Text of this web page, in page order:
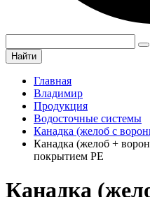
Найти
Главная
Владимир
Продукция
Водосточные системы
Канадка (желоб с
Канадка (желоб +
покрытием PE
Канадка